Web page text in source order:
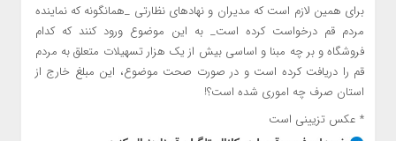
برای همین لازم است که مدیران و نهادهای نظارتی _همانگونه که نماینده
مردم قم درخواست کرده است_ به این موضوع ورود کنند که کدام
فروشگاه و بر چه مبنا و اساسی بیش از یک هزار تسهیلات متعلق به مردم
قم را دریافت کرده است و در صورت صحت موضوع، این مبلغ خارج از
استان صرف چه اموری شده است؟!
* عکس تزیینی است